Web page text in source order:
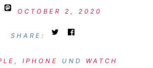
OCTOBER 2, 2020
SHARE:
,IPHONE UND WATCH